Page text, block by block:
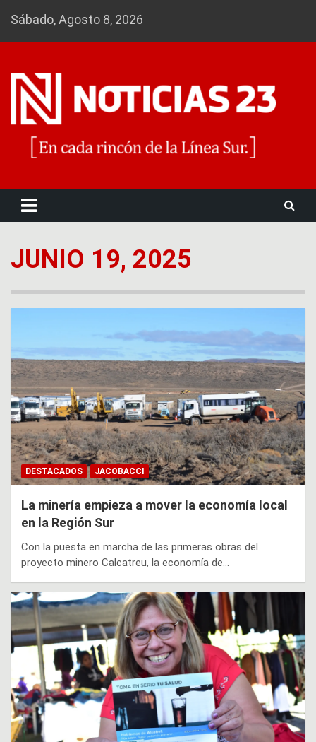
Sábado, Agosto 8, 2026
JUNIO 19, 2025
DESTACADOS JACOBACCI
La minería empieza a mover la economía local
en la Región Sur
Con la puesta en marcha de las primeras obras del
proyecto minero Calcatreu, la economía de…